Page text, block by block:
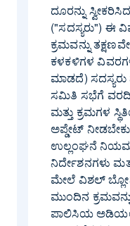
ದೂರನ್ನು
("ಸದಸ್ಯರು") ಈ
ಕ್ರಮವನ್ನು
ಕಳಕಳಿಗಳ
ಮಾಡದೆ)
ಸಮಿತಿ ಸಭೆಗೆ ವರದಿ
ಮತ್ತು ಕ್ರಮಗಳ
ಅಪ್ಡೇಟ್
ಉಲ್ಲಂಘನೆ
ನಿರ್ದೇಶನಗಳು
ಮೇಲೆ ವಿಶಲ್
ಮುಂದಿನ
ಪಾಲಿಸಿಯ